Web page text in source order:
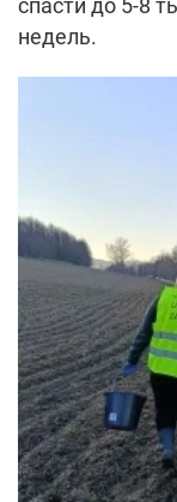
спасти до 5-8
недель.